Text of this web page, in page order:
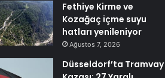
Fethiye Kirme ve
Kozağaç içme suyu
hatları yenileniyor
Ağustos 7, 2026
Düsseldorf’ta Tramvay